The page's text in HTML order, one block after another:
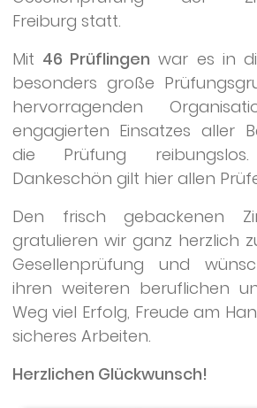
Freiburg statt.
Mit 46 Prüflingen war es in
besonders große
hervorragenden
engagierten Einsatzes aller
die Prüfung
Dankeschön gilt hier allen
Den frisch gebackenen
gratulieren wir ganz herzlich
Gesellenprüfung und
ihren weiteren beruflichen
Weg viel Erfolg, Freude am
sicheres Arbeiten.
Herzlichen Glückwunsch!